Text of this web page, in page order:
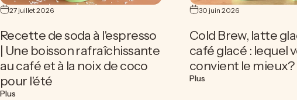
27 juillet 2026
Recette de soda à l'espresso
| Une boisson rafraîchissante
au café et à la noix de coco
pour l'été
Plus
30 juin 2026
Cold Brew, latte
café glacé : lequel
convient le mieux?
Plussur Cold Brew, latte